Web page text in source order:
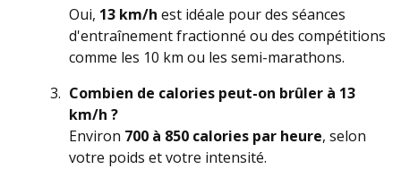
Oui, 13 km/h est idéale pour des séances
d'entraînement fractionné ou des compétitions
comme les 10 km ou les semi-marathons.
Combien de calories peut-on brûler à 13
km/h ?
Environ 700 à 850 calories par heure, selon
votre poids et votre intensité.